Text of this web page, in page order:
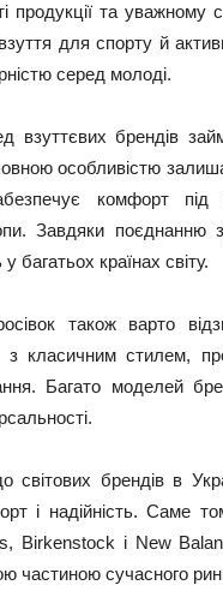
продукції та
для спорту й
серед молоді.
взуттєвих брендів
особливістю
комфорт
Завдяки поєднанню
багатьох країнах світу.
також варто
з класичним стилем,
Багато моделей
світових брендів в
і надійність. Саме
Birkenstock і New
частиною сучасного